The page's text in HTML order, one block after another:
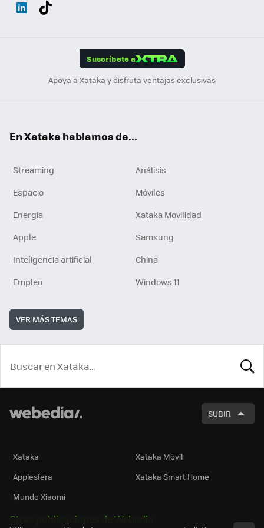
Suscríbete a
Apoya a Xataka y disfruta ventajas exclusivas
En Xataka hablamos de...
Streaming
Análisis
Espacio
Móviles
Energía
Xataka Movilidad
Apple
Samsung
Inteligencia artificial
China
Empleo
Windows 11
VER MÁS TEMAS
SUBIR
Xataka
Xataka Móvil
Applesfera
Xataka Smart Home
Mundo Xiaomi
Otras publicaciones de Webedia